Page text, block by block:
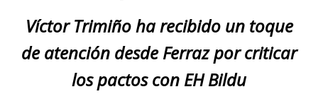
Víctor Trimiño ha recibido un toque
de atención desde Ferraz por criticar
los pactos con EH Bildu